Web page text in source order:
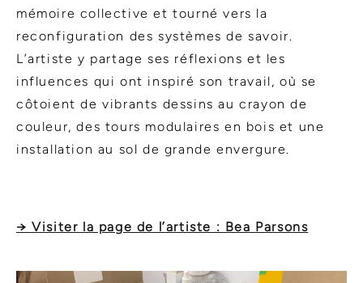
mémoire collective et tourné vers la
reconfiguration des systèmes de savoir.
L’artiste y partage ses réflexions et les
influences qui ont inspiré son travail, où se
côtoient de vibrants dessins au crayon de
couleur, des tours modulaires en bois et une
installation au sol de grande envergure.
→ Visiter la page de l’artiste : Bea Parsons